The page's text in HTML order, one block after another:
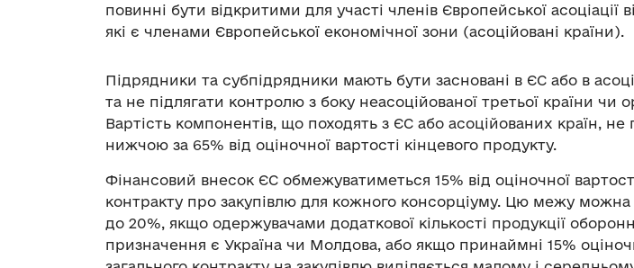
повинні бути відкритими для участі членів Європейської асоціації
які є членами Європейської економічної зони (асоційовані країни).
Підрядники та субпідрядники мають бути засновані в ЄС або в
та не підлягати контролю з боку неасоційованої третьої країни чи
Вартість компонентів, що походять з ЄС або асоційованих країн, не
нижчою за 65% від оціночної вартості кінцевого продукту.
Фінансовий внесок ЄС обмежуватиметься 15% від оціночної
контракту про закупівлю для кожного консорціуму. Цю межу можна
до 20%, якщо одержувачами додаткової кількості продукції
призначення є Україна чи Молдова, або якщо принаймні 15%